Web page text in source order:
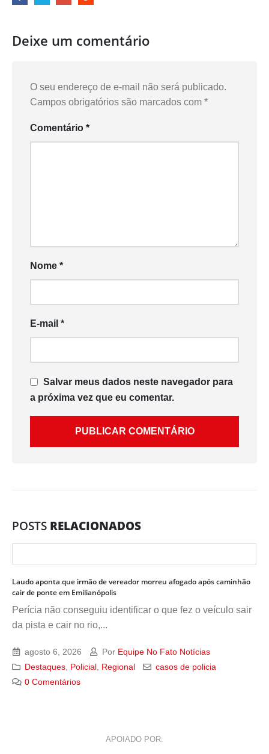
Deixe um comentário
O seu endereço de e-mail não será publicado.
Campos obrigatórios são marcados com *
Comentário *
Nome *
E-mail *
Salvar meus dados neste navegador para
a próxima vez que eu comentar.
POSTS RELACIONADOS
Laudo aponta que irmão de vereador morreu afogado após caminhão
cair de ponte em Emilianópolis
Perícia não conseguiu identificar o que fez o veículo sair
da pista e cair no rio,...
agosto 6, 2026 Por Equipe No Fato Notícias
Destaques, Policial, Regional
casos de policia
0 Comentários
APOIADO POR: